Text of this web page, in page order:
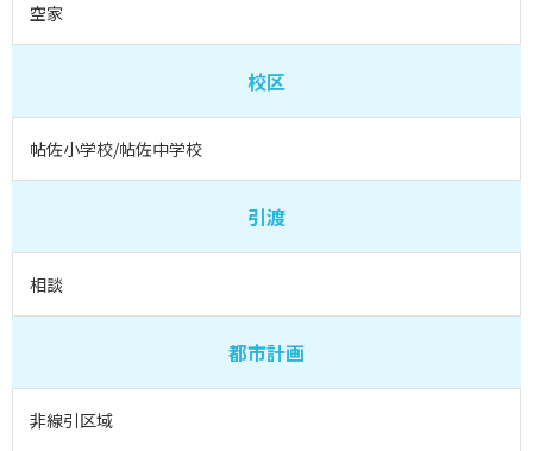
空家
校区
帖佐小学校/帖佐中学校
引渡
相談
都市計画
非線引区域